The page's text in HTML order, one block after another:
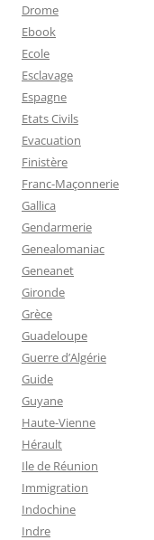
Drome
Ebook
Ecole
Esclavage
Espagne
Etats Civils
Evacuation
Finistère
Franc-Maçonnerie
Gallica
Gendarmerie
Genealomaniac
Geneanet
Gironde
Grèce
Guadeloupe
Guerre d’Algérie
Guide
Guyane
Haute-Vienne
Hérault
Ile de Réunion
Immigration
Indochine
Indre